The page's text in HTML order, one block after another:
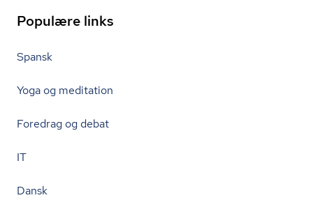
Populære links
Spansk
Yoga og meditation
Foredrag og debat
IT
Dansk